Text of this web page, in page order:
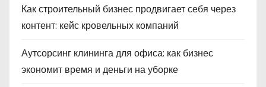
Как строительный бизнес продвигает себя через
контент: кейс кровельных компаний
Аутсорсинг клининга для офиса: как бизнес
экономит время и деньги на уборке